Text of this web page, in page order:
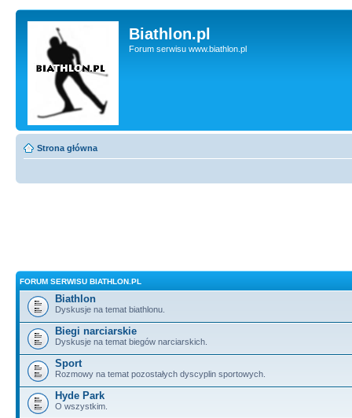
Biathlon.pl
Forum serwisu www.biathlon.pl
Strona główna
FORUM SERWISU BIATHLON.PL
Biathlon
Dyskusje na temat biathlonu.
Biegi narciarskie
Dyskusje na temat biegów narciarskich.
Sport
Rozmowy na temat pozostałych dyscyplin sportowych.
Hyde Park
O wszystkim.